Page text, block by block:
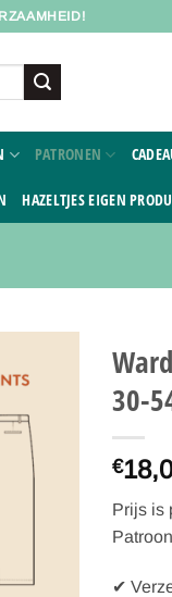
PATRONEN
HAZELTJES EIGEN
aan
30-
€
Prijs is
✔